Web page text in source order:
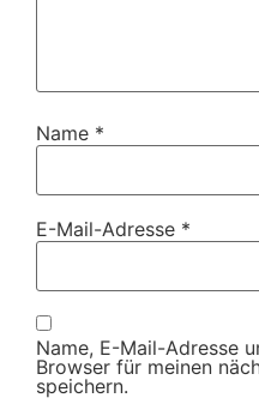
Name *
E-Mail-Adresse *
Name, E-Mail-Adresse
Browser für meinen
speichern.